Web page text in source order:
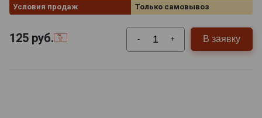
Условия продаж
Только самовывоз
125 руб. - + В заявку